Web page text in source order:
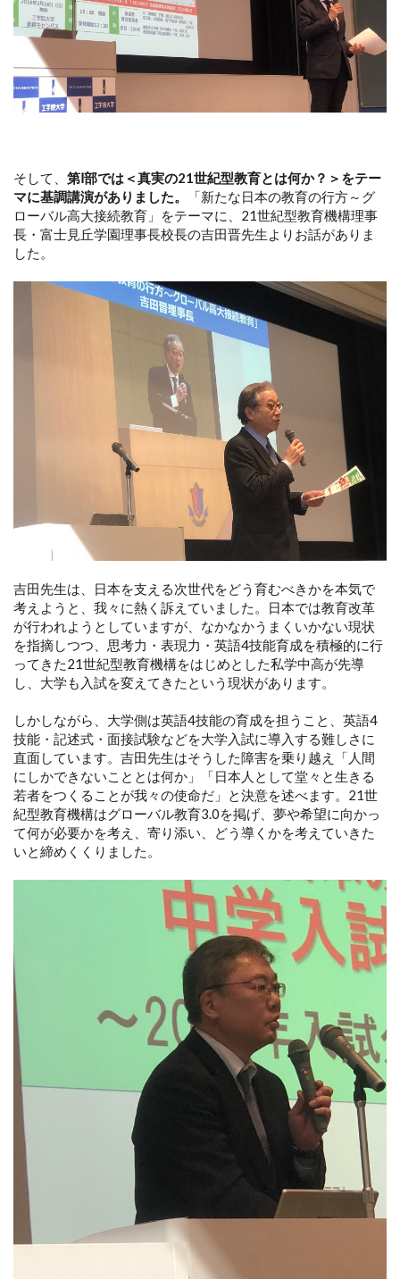
そして、 第Ⅰ部では＜真実の21世紀型教育とは何か？＞をテー
マに基調講演がありました。
「新たな日本の教育の行方～グ
ローバル高大接続教育」をテーマに、21世紀型教育機構理事
長・富士見丘学園理事長校長の吉田晋先生よりお話がありま
した。
吉田先生は、日本を支える次世代をどう育むべきかを本気で
考えようと、我々に熱く訴えていました。日本では教育改革
が行われようとしていますが、なかなかうまくいかない現状
を指摘しつつ、思考力・表現力・英語4技能育成を積極的に行
ってきた21世紀型教育機構をはじめとした私学中高が先導
し、大学も入試を変えてきたという現状があります。
しかしながら、大学側は英語4技能の育成を担うこと、英語4
技能・記述式・面接試験などを大学入試に導入する難しさに
直面しています。吉田先生はそうした障害を乗り越え「人間
にしかできないこととは何か」「日本人として堂々と生きる
若者をつくることが我々の使命だ」と決意を述べます。21世
紀型教育機構はグローバル教育3.0を掲げ、夢や希望に向かっ
て何が必要かを考え、寄り添い、どう導くかを考えていきた
いと締めくくりました。